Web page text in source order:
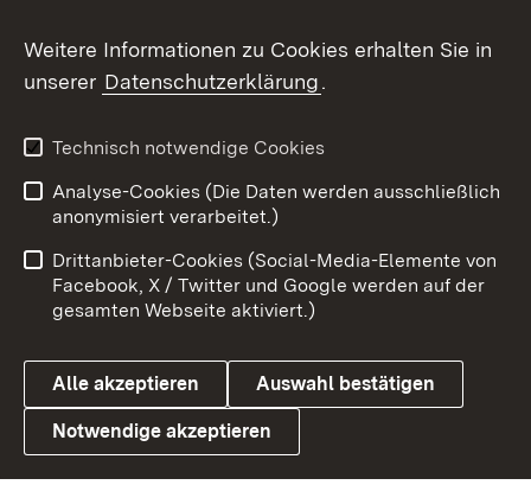
Social Wall
X / Twitter
Youtube
Link zum Landesportal
Benutzungshinweise
Barrierefreiheit
Datenschutz
Cookies
Weitere Informationen zu Cookies erhalten Sie in
unserer Datenschutzerklärung.
Technisch notwendige Cookies
Analyse-Cookies (Die Daten werden ausschließlich
anonymisiert verarbeitet.)
Drittanbieter-Cookies (Social-Media-Elemente von
Facebook, X / Twitter und Google werden auf der
gesamten Webseite aktiviert.)
Alle akzeptieren Auswahl bestätigen
Notwendige akzeptieren